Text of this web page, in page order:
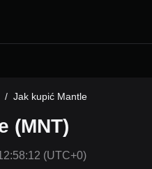
/ Jak kupić Mantle
(MNT)
(UTC+0)